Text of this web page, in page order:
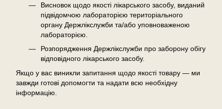
Висновок щодо якості лікарського засобу, виданий
підвідомчою лабораторією територіального
органу Держлікслужби та/або уповноваженою
лабораторією.
Розпорядження Держлікслужби про заборону обігу
відповідного лікарського засобу.
Якщо у вас виникли запитання щодо якості товару — ми
завжди готові допомогти та надати всю необхідну
інформацію.